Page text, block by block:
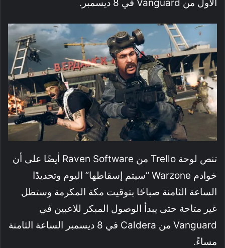
الأول من Vanguard في 8 ديسمبر.
تنص لوحة Trello من Raven Software أيضًا على أن
خوادم Warzone “سيتم إسقاطها” اليوم وتحديدًا
الساعة الثامنة صباحًا بتوقيت مكة المكرمة وستظل
غير متاحة حتى يبدأ الوصول المبكر للاعبين في
Vanguard من Caldera في 8 ديسمبر الساعة الثامنة
مساءً.